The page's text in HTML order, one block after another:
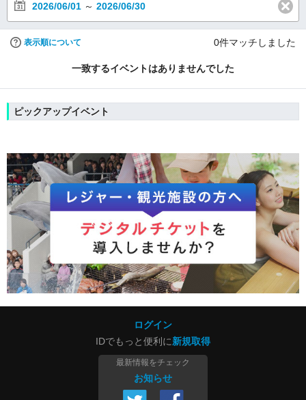
2026/06/01 ～ 2026/06/30
表示順について 0件マッチしました
一致するイベントはありませんでした
ピックアップイベント
ログイン
IDでもっと便利に新規取得
最新情報をチェック
お知らせ